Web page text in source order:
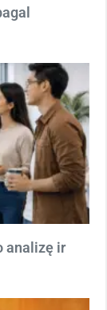
analizę ir